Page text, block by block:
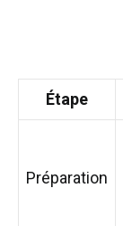
Étape
Préparation